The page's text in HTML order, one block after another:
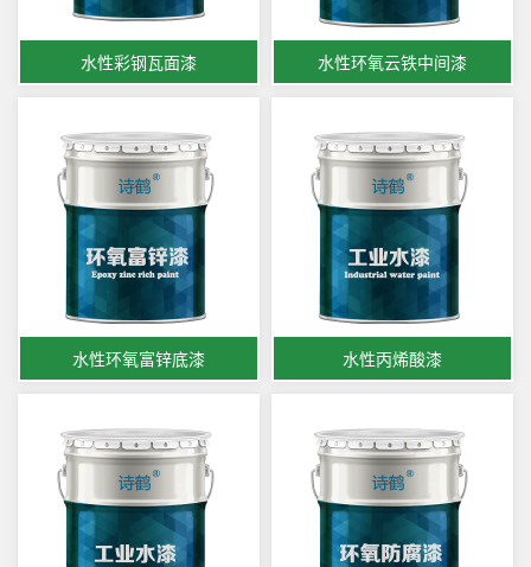
水性彩钢瓦面漆 水性环氧云铁中间漆
水性环氧富锌底漆 水性丙烯酸漆